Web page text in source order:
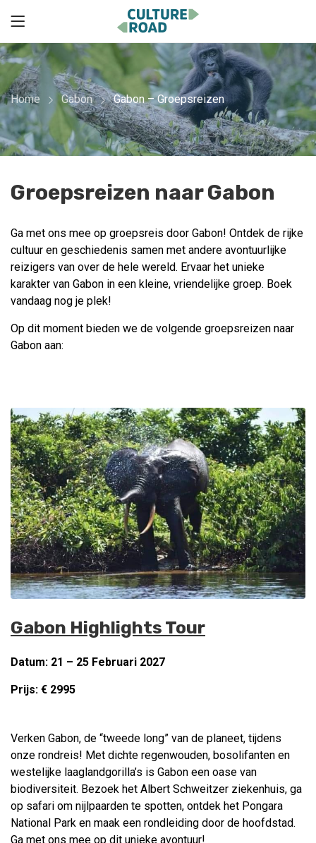
Home Gabon Gabon – Groepsreizen
Groepsreizen naar Gabon
Ga met ons mee op groepsreis door Gabon! Ontdek de rijke
cultuur en geschiedenis samen met andere avontuurlijke
reizigers van over de hele wereld. Ervaar het unieke
karakter van Gabon in een kleine, vriendelijke groep. Boek
vandaag nog je plek!
Op dit moment bieden we de volgende groepsreizen naar
Gabon aan:
Gabon Highlights Tour
Datum: 21 – 25 Februari 2027
Prijs: € 2995
Verken Gabon, de “tweede long” van de planeet, tijdens
onze rondreis! Met dichte regenwouden, bosolifanten en
westelijke laaglandgorilla’s is Gabon een oase van
biodiversiteit. Bezoek het Albert Schweitzer ziekenhuis, ga
op safari om nijlpaarden te spotten, ontdek het Pongara
National Park en maak een rondleiding door de hoofdstad.
Ga met ons mee op dit unieke avontuur!